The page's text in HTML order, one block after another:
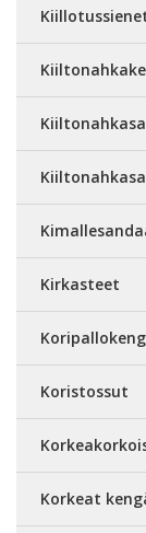
Kirkasteet
Koristossut
Korkeat